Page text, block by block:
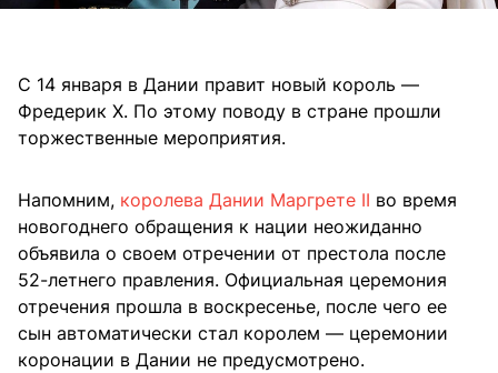
С 14 января в Дании правит новый король —
Фредерик Х. По этому поводу в стране прошли
торжественные мероприятия.
Напомним, королева Дании Маргрете II во время
новогоднего обращения к нации неожиданно
объявила о своем отречении от престола после
52-летнего правления. Официальная церемония
отречения прошла в воскресенье, после чего ее
сын автоматически стал королем — церемонии
коронации в Дании не предусмотрено.